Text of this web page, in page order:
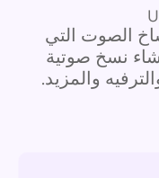
الصوت التي
نسخ صوتية
والمزيد.